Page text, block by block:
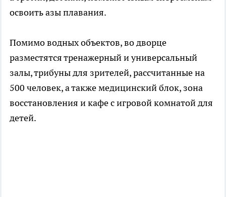
освоить азы плавания.
Помимо водных объектов, во дворце
разместятся тренажерный и универсальный
залы, трибуны для зрителей, рассчитанные на
500 человек, а также медицинский блок, зона
восстановления и кафе с игровой комнатой для
детей.